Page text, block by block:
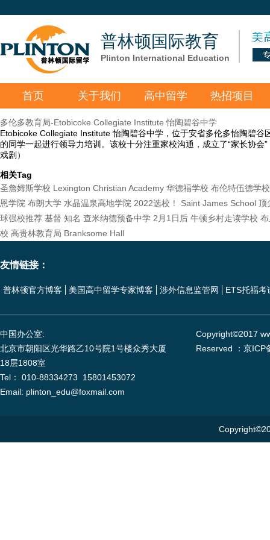
普林顿国际教育
Plinton International Education
首页 关于我们 高中留学 热招项目
多伦多教育局-Etobicoke Collegiate Institute 怡陶碧谷中学
Etobicoke Collegiate Institute 怡陶碧谷中学，位于安省多伦多怡陶碧
的同学一起进行领导力培训。该校十分注重家校沟通，成立了“家长协
戏剧）
相关Tag
圣詹姆斯学校 Lexington Christian Academy 华德福学校 布伦特伍德学校
恩学院 布朗大学 水晶温泉高地学院 2022选校！ Saint James School 顶
球强校推荐 基督 知名 查米纳德预备中学 2月1日后 牛顿乡村走读学校
校 高贵林教育局 Branksome Hall
友情链接：
普林顿官方博客 美国高中留学专家博客 涉外信息监管网 ETS托福考
中国办公室:
北京市朝阳区光华路乙10号院1号楼众秀大厦
18层1808室
Tel： 010-88334273 15801453072
Email: plinton_edu@foxmail.com
Copyright©2017
Reserved ：京ICP